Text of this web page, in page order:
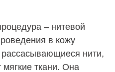
– нитевой
в кожу
нити,
ткани. Она